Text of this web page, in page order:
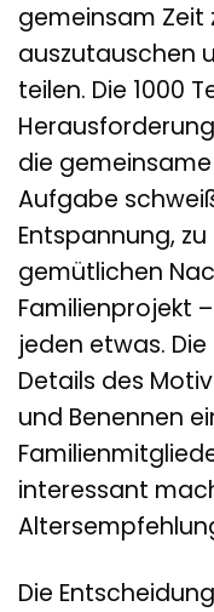
gemeinsam Zeit
auszutauschen
teilen. Die 1000
die
Aufgabe
Entspannung,
gemütlichen
Familienprojekt
jeden etwas.
Details des
und Benennen
interessant
Die